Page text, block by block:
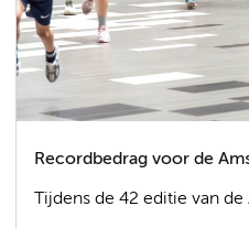
Recordbedrag voor de
Tijdens de 42 editie van